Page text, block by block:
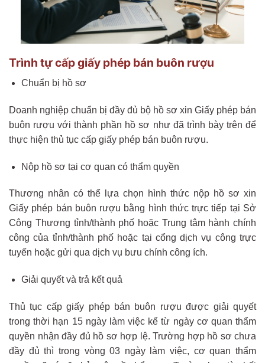
Trình tự cấp giấy phép bán buôn rượu
Chuẩn bị hồ sơ
Doanh nghiệp chuẩn bị đầy đủ bộ hồ sơ xin Giấy phép bán
buôn rượu với thành phần hồ sơ như đã trình bày trên để
thực hiện thủ tục cấp giấy phép bán buôn rượu.
Nộp hồ sơ tại cơ quan có thẩm quyền
Thương nhân có thể lựa chọn hình thức nộp hồ sơ xin
Giấy phép bán buôn rượu bằng hình thức trực tiếp tại Sở
Công Thương tỉnh/thành phố hoặc Trung tâm hành chính
công của tỉnh/thành phố hoặc tại cổng dịch vụ công trực
tuyến hoặc gửi qua dịch vụ bưu chính công ích.
Giải quyết và trả kết quả
Thủ tục cấp giấy phép bán buôn rượu được giải quyết
trong thời hạn 15 ngày làm việc kể từ ngày cơ quan thẩm
quyền nhận đầy đủ hồ sơ hợp lệ. Trường hợp hồ sơ chưa
đầy đủ thì trong vòng 03 ngày làm việc, cơ quan thẩm